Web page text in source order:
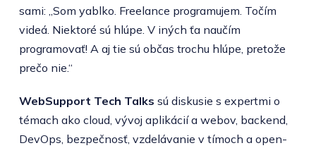
sami: „Som yablko. Freelance programujem. Točím
videá. Niektoré sú hlúpe. V iných ťa naučím
programovať! A aj tie sú občas trochu hlúpe, pretože
prečo nie.“
WebSupport Tech Talks sú diskusie s expertmi o
témach ako cloud, vývoj aplikácií a webov, backend,
DevOps, bezpečnosť, vzdelávanie v tímoch a open-